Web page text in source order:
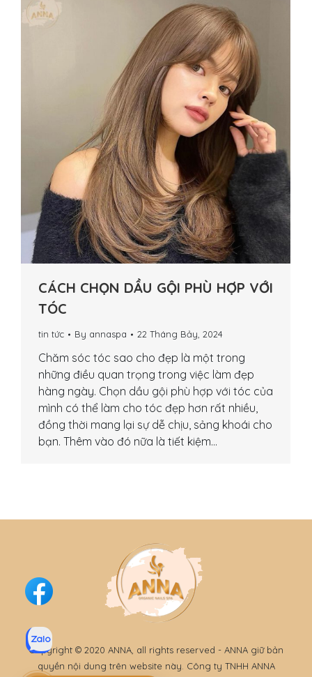
CÁCH CHỌN DẦU GỘI PHÙ HỢP VỚI
TÓC
tin tức By annaspa 22 Tháng Bảy, 2024
Chăm sóc tóc sao cho đẹp là một trong
những điều quan trọng trong việc làm đẹp
hàng ngày. Chọn dầu gội phù hợp với tóc của
mình có thể làm cho tóc đẹp hơn rất nhiều,
đồng thời mang lại sự dễ chịu, sảng khoái cho
bạn. Thêm vào đó nữa là tiết kiệm…
Copyright © 2020 ANNA, all rights reserved - ANNA giữ bản
quyền nội dung trên website này. Công ty TNHH ANNA